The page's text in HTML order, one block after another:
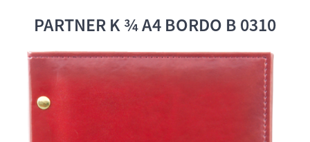
PARTNER K ¾ A4 BORDO B 0310